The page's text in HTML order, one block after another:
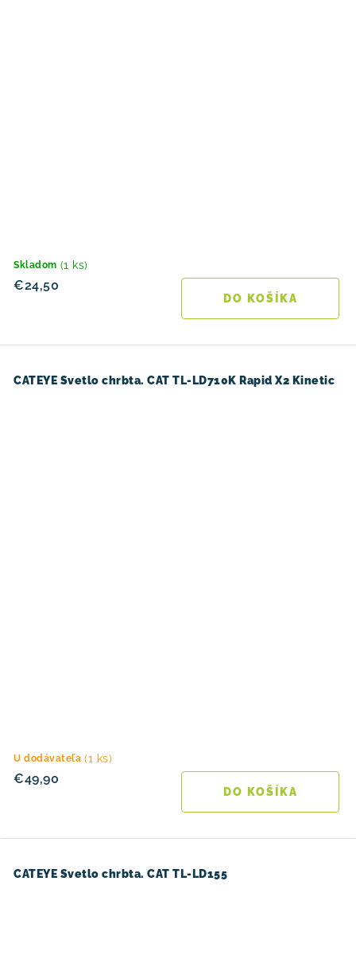
Skladom (1 ks)
€24,50
DO KOŠÍKA
CATEYE Svetlo chrbta. CAT TL-LD710K Rapid X2 Kinetic
U dodávateľa (1 ks)
€49,90
DO KOŠÍKA
CATEYE Svetlo chrbta. CAT TL-LD155